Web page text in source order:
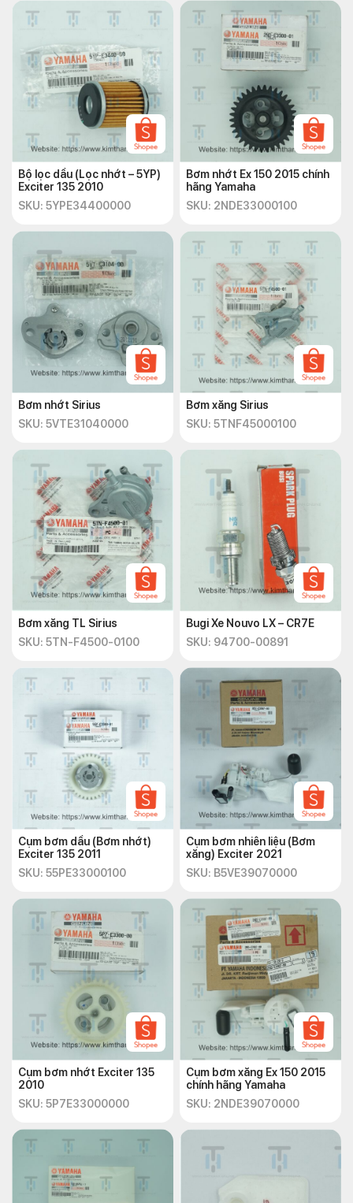
Bộ lọc dầu (Lọc nhớt – 5YP)
Exciter 135 2010
SKU: 5YPE34400000
Bơm nhớt Ex 150 2015 chính
hãng Yamaha
SKU: 2NDE33000100
Bơm nhớt Sirius
SKU: 5VTE31040000
Bơm xăng Sirius
SKU: 5TNF45000100
Bơm xăng TL Sirius
SKU: 5TN-F4500-0100
Bugi Xe Nouvo LX – CR7E
SKU: 94700-00891
Cụm bơm dầu (Bơm nhớt)
Exciter 135 2011
SKU: 55PE33000100
Cụm bơm nhiên liệu (Bơm
xăng) Exciter 2021
SKU: B5VE39070000
Cụm bơm nhớt Exciter 135
2010
SKU: 5P7E33000000
Cụm bơm xăng Ex 150 2015
chính hãng Yamaha
SKU: 2NDE39070000